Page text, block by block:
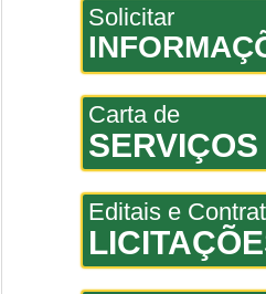
Solicitar
Carta de
SERVIÇOS
Editais e